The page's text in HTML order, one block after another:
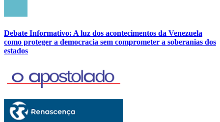
Debate Informativo: A luz dos acontecimentos da Venezuela
como proteger a democracia sem comprometer a soberanias dos
estados